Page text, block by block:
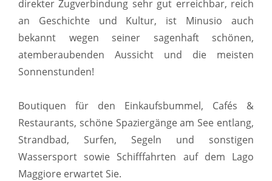
direkter Zugverbindung sehr gut erreichbar, reich
an Geschichte und Kultur, ist Minusio auch
bekannt wegen seiner sagenhaft schönen,
atemberaubenden Aussicht und die meisten
Sonnenstunden!
Boutiquen für den Einkaufsbummel, Cafés &
Restaurants, schöne Spaziergänge am See entlang,
Strandbad, Surfen, Segeln und sonstigen
Wassersport sowie Schifffahrten auf dem Lago
Maggiore erwartet Sie.